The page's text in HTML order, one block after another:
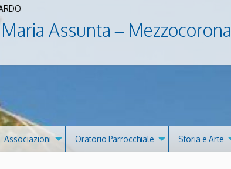
Assunta – Mezzocorona
Associazioni Oratorio Parrocchiale Storia e Arte